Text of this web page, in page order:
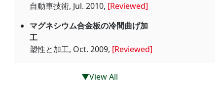
自動車技術, Jul. 2010, [Reviewed]
マグネシウム合金板の冷間曲げ加
工
塑性と加工, Oct. 2009, [Reviewed]
▼View All